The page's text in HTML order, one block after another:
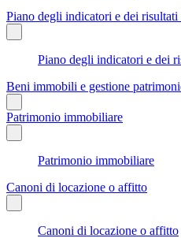
Piano degli indicatori e dei
Piano degli indicatori e dei
Beni immobili e gestione
Patrimonio immobiliare
Patrimonio immobiliare
Canoni di locazione o affitto
Canoni di locazione o affitto